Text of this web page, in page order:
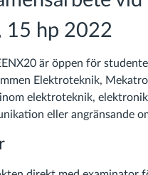
15 hp 2022
är öppen för
Elektroteknik,
elektroteknik,
eller angränsande